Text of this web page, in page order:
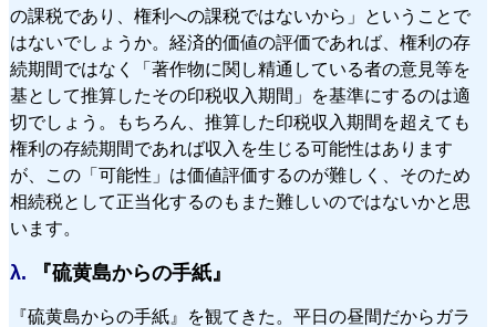
の課税であり、権利への課税ではないから」ということで
はないでしょうか。経済的価値の評価であれば、権利の存
続期間ではなく「著作物に関し精通している者の意見等を
基として推算したその印税収入期間」を基準にするのは適
切でしょう。もちろん、推算した印税収入期間を超えても
権利の存続期間であれば収入を生じる可能性はあります
が、この「可能性」は価値評価するのが難しく、そのため
相続税として正当化するのもまた難しいのではないかと思
います。
λ. 『硫黄島からの手紙』
『硫黄島からの手紙』を観てきた。平日の昼間だからガラ